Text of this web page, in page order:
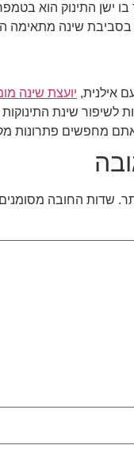
ישן התינוק הוא
בסביבת שינה מתאימה
אילנית, יועצת שינה
לשיפור שינת
מחפשים פתרונות
שדות החובה מסומנים